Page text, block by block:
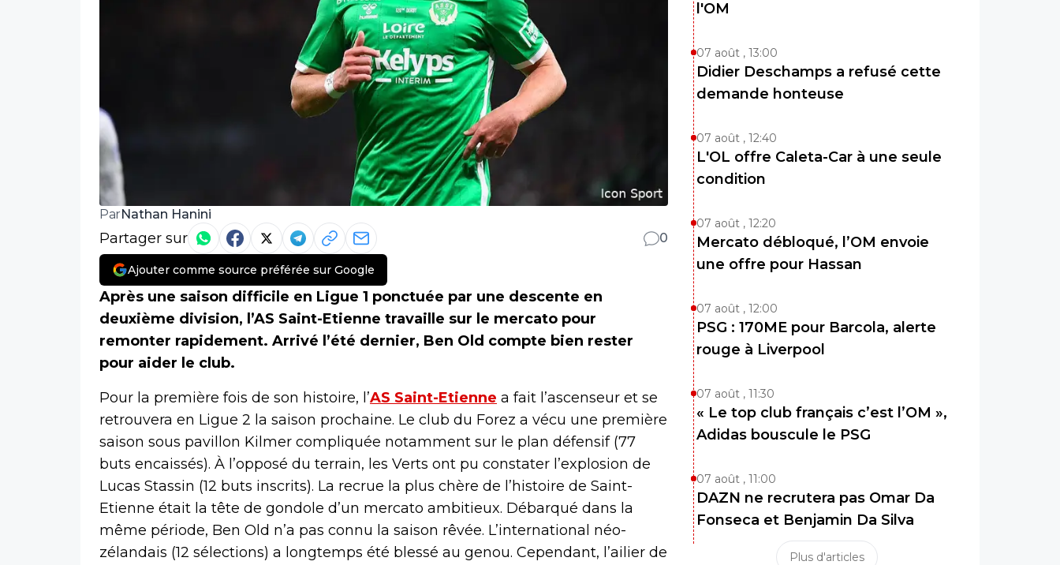
ParNathan Hanini
Partager sur 0
Ajouter comme source préférée sur Google
Après une saison difficile en Ligue 1 ponctuée par une descente en
deuxième division, l’AS Saint-Etienne travaille sur le mercato pour
remonter rapidement. Arrivé l’été dernier, Ben Old compte bien rester
pour aider le club.
Pour la première fois de son histoire, l’AS Saint-Etienne a fait l’ascenseur et se
retrouvera en Ligue 2 la saison prochaine. Le club du Forez a vécu une première
saison sous pavillon Kilmer compliquée notamment sur le plan défensif (77
buts encaissés). À l’opposé du terrain, les Verts ont pu constater l’explosion de
Lucas Stassin (12 buts inscrits). La recrue la plus chère de l’histoire de Saint-
Etienne était la tête de gondole d’un mercato ambitieux. Débarqué dans la
même période, Ben Old n’a pas connu la saison rêvée. L’international néo-
zélandais (12 sélections) a longtemps été blessé au genou. Cependant, l’ailier de
l'OM
07 août , 13:00
Didier Deschamps a refusé cette
demande honteuse
07 août , 12:40
L'OL offre Caleta-Car à une seule
condition
07 août , 12:20
Mercato débloqué, l’OM envoie
une offre pour Hassan
07 août , 12:00
PSG : 170ME pour Barcola, alerte
rouge à Liverpool
07 août , 11:30
« Le top club français c’est l’OM »,
Adidas bouscule le PSG
07 août , 11:00
DAZN ne recrutera pas Omar Da
Fonseca et Benjamin Da Silva
Plus d'articles